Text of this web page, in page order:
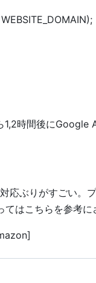
1,2時間後に
ぶりがすごい。
てはこちら を参考に